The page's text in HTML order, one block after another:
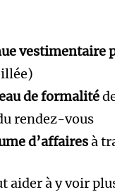
vestimentaire
de formalité
rendez-vous
d’affairesà
aider à y voir